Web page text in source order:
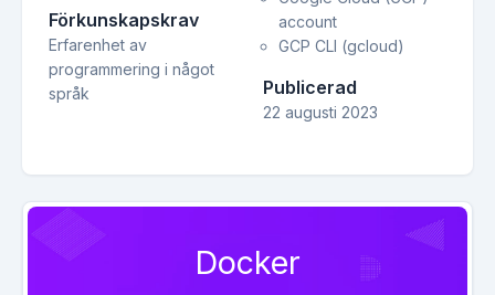
Förkunskapskrav
Erfarenhet av
programmering i något
språk
account
GCP CLI (gcloud)
Publicerad
22 augusti 2023
Docker